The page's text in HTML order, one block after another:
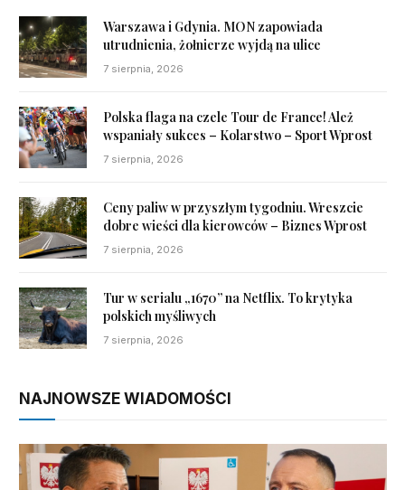
Warszawa i Gdynia. MON zapowiada
utrudnienia, żołnierze wyjdą na ulice
7 sierpnia, 2026
Polska flaga na czele Tour de France! Ależ
wspaniały sukces – Kolarstwo – Sport Wprost
7 sierpnia, 2026
Ceny paliw w przyszłym tygodniu. Wreszcie
dobre wieści dla kierowców – Biznes Wprost
7 sierpnia, 2026
Tur w serialu „1670” na Netflix. To krytyka
polskich myśliwych
7 sierpnia, 2026
NAJNOWSZE WIADOMOŚCI